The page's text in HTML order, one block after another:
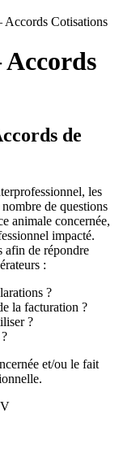
Accords Cotisations
Accords
de
les
de questions
animale concernée,
impacté.
afin de répondre
:
?
la facturation ?
?
et/ou le fait